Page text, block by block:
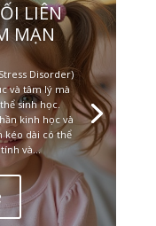
LIÊN
MẠN
Disorder)
và tâm lý mà
sinh học.
kinh học và
kéo dài có thể
và...